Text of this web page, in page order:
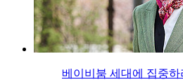
베이비붐 세대에 집중하